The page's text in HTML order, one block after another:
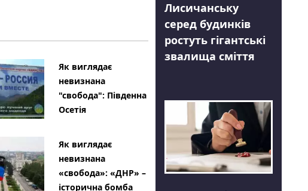
Як виглядає
невизнана
"свобода": Південна
Осетія
Як виглядає
невизнана
«свобода»: «ДНР» –
історична бомба
Лисичанську
серед будинків
ростуть гігантські
звалища сміття